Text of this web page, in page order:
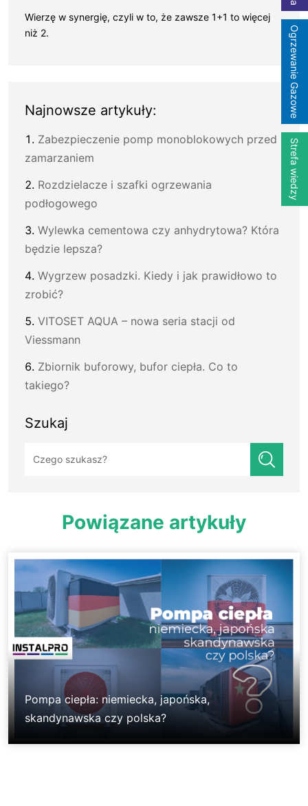
Ogrzewanie Gazowe
Strefa wiedzy
Wierzę w synergię, czyli w to, że zawsze 1+1 to więcej
niż 2.
Najnowsze artykuły:
Zabezpieczenie pomp monoblokowych przed
zamarzaniem
Rozdzielacze i szafki ogrzewania
podłogowego
Wylewka cementowa czy anhydrytowa? Która
będzie lepsza?
Wygrzew posadzki. Kiedy i jak prawidłowo to
zrobić?
VITOSET AQUA – nowa seria stacji od
Viessmann
Zbiornik buforowy, bufor ciepła. Co to
takiego?
Szukaj
Powiązane artykuły
Pompa ciepła: niemiecka, japońska,
skandynawska czy polska?